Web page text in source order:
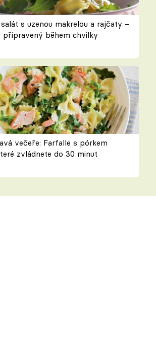
s uzenou makrelou a rajčaty –
připravený během chvilky
večeře: Farfalle s pórkem
zvládnete do 30 minut